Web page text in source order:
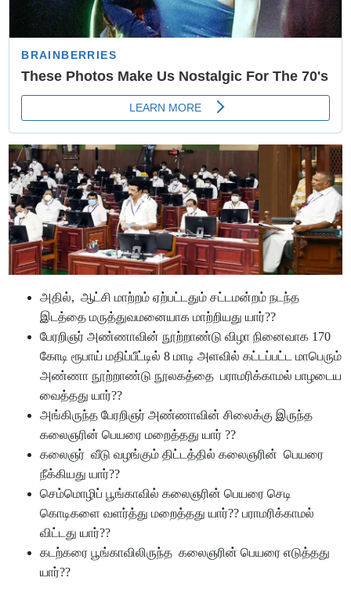
அதில், ஆட்சி மாற்றம் ஏற்பட்டதும் சட்டமன்றம் நடந்த
இடத்தை மருத்துவமனையாக மாற்றியது யார்??
பேரறிஞர் அண்ணாவின் நூற்றாண்டு விழா நினைவாக 170
கோடி ரூபாய் மதிப்பீட்டில் 8 மாடி அளவில் கட்டப்பட்ட மாபெரும்
அண்ணா நூற்றாண்டு நூலகத்தை பராமரிக்காமல் பாழடைய
வைத்தது யார்??
அங்கிருந்த பேரறிஞர் அண்ணாவின் சிலைக்கு இருந்த
கலைஞரின் பெயரை மறைத்தது யார் ??
கலைஞர் வீடு வழங்கும் திட்டத்தில் கலைஞரின் பெயரை
நீக்கியது யார்??
செம்மொழிப் பூங்காவில் கலைஞரின் பெயரை செடி
கொடிகளை வளர்த்து மறைத்தது யார்?? பராமரிக்காமல்
விட்டது யார்??
கடற்கரை பூங்காவிலிருந்த கலைஞரின் பெயரை எடுத்தது
யார்??